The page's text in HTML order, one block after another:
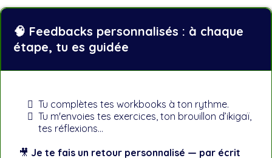
🧠 Feedbacks personnalisés : à chaque
étape, tu es guidée
Tu complètes tes workbooks à ton rythme.
Tu m'envoies tes exercices, ton brouillon d’ikigaï,
tes réflexions…
🎥 Je te fais un retour personnalisé — par écrit